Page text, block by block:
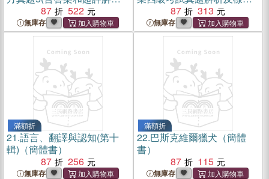
（簡體書）
87 522
無庫存
集(2023-2025)（簡體書）
87 313
無庫存
滿額折
21.語言、翻譯與認知(第十
輯)（簡體書）
87
256
無庫存
滿額折
22.巴斯克維爾獵犬（簡體
書）
87
115
無庫存